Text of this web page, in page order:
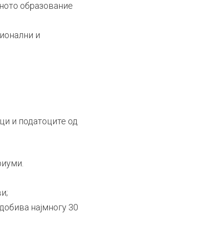
образование
и
и податоците од
најмногу 30